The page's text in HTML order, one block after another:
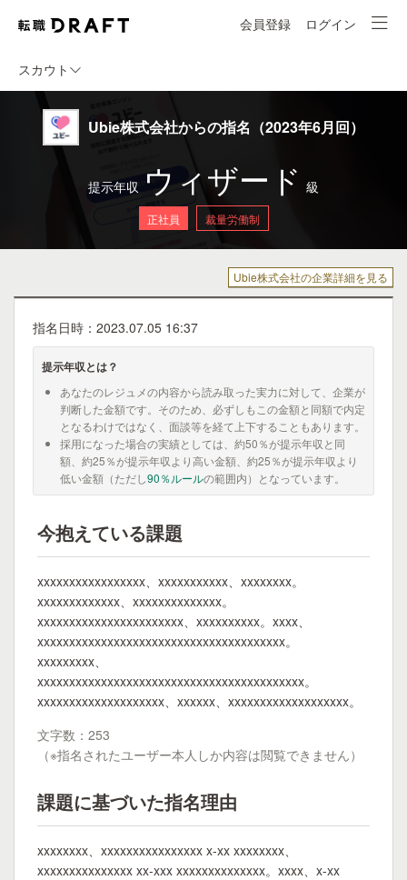
会員登録 ログイン
スカウト
Ubie株式会社からの指名（2023年6月回）
提示年収 ウィザード 級
正社員 裁量労働制
Ubie株式会社の企業詳細を見る
指名日時：2023.07.05 16:37
提示年収とは？
あなたのレジュメの内容から読み取った実力に対して、企業が
判断した金額です。そのため、必ずしもこの金額と同額で内定
となるわけではなく、面談等を経て上下することもあります。
採用になった場合の実績としては、約50％が提示年収と同
額、約25％が提示年収より高い金額、約25％が提示年収より
低い金額（ただし90％ルールの範囲内）となっています。
今抱えている課題
xxxxxxxxxxxxxxxxx、xxxxxxxxxxx、xxxxxxxx。
xxxxxxxxxxxxx、xxxxxxxxxxxxxx。
xxxxxxxxxxxxxxxxxxxxxxx、xxxxxxxxxx。xxxx、
xxxxxxxxxxxxxxxxxxxxxxxxxxxxxxxxxxxxxxx。
xxxxxxxxx、
xxxxxxxxxxxxxxxxxxxxxxxxxxxxxxxxxxxxxxxxxx。
xxxxxxxxxxxxxxxxxxxx、xxxxxx、xxxxxxxxxxxxxxxxxxx。
文字数：253
（※指名されたユーザー本人しか内容は閲覧できません）
課題に基づいた指名理由
xxxxxxxx、xxxxxxxxxxxxxxxx x-xx xxxxxxxx、
xxxxxxxxxxxxxxx xx-xxx xxxxxxxxxxxxxx。xxxx、x-xx